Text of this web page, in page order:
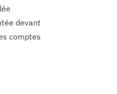
devant
comptes